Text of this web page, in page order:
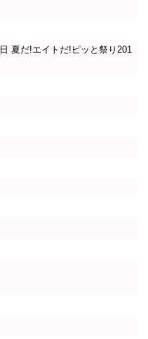
夏だ!エイトだ!ピッと祭り201